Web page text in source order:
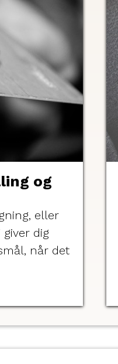
og
eller
dig
når det